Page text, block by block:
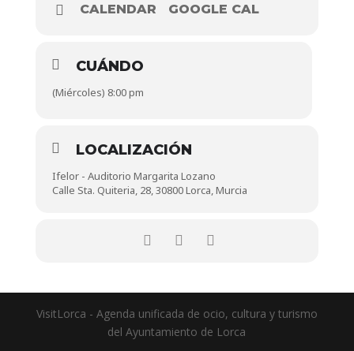
CALENDAR GOOGLE CAL
CUÁNDO
(Miércoles) 8:00 pm
LOCALIZACIÓN
Ifelor - Auditorio Margarita Lozano
Calle Sta. Quiteria, 28, 30800 Lorca, Murcia
VisitLorca - Agenda unificada de ocio, cultura y turismo
del Ayuntamiento de Lorca